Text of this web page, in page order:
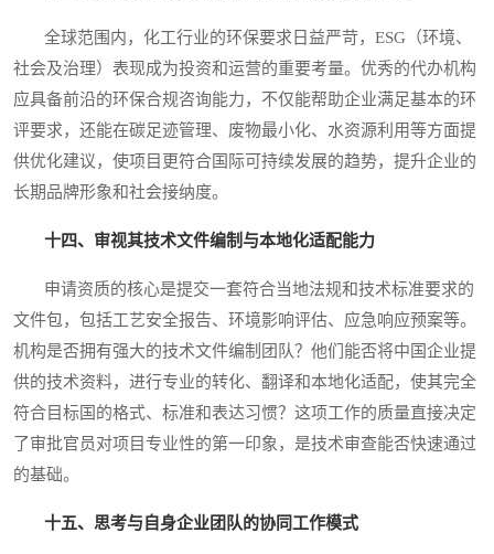
全球范围内，化工行业的环保要求日益严苛，ESG（环境、
社会及治理）表现成为投资和运营的重要考量。优秀的代办机构
应具备前沿的环保合规咨询能力，不仅能帮助企业满足基本的环
评要求，还能在碳足迹管理、废物最小化、水资源利用等方面提
供优化建议，使项目更符合国际可持续发展的趋势，提升企业的
长期品牌形象和社会接纳度。
十四、审视其技术文件编制与本地化适配能力
申请资质的核心是提交一套符合当地法规和技术标准要求的
文件包，包括工艺安全报告、环境影响评估、应急响应预案等。
机构是否拥有强大的技术文件编制团队？他们能否将中国企业提
供的技术资料，进行专业的转化、翻译和本地化适配，使其完全
符合目标国的格式、标准和表达习惯？这项工作的质量直接决定
了审批官员对项目专业性的第一印象，是技术审查能否快速通过
的基础。
十五、思考与自身企业团队的协同工作模式